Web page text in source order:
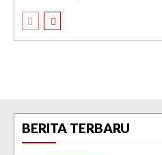
BERITA TERBARU